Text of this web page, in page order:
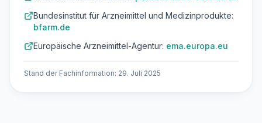
Bundesinstitut für Arzneimittel und Medizinprodukte:
bfarm.de
Europäische Arzneimittel-Agentur: ema.europa.eu
Stand der Fachinformation: 29. Juli 2025